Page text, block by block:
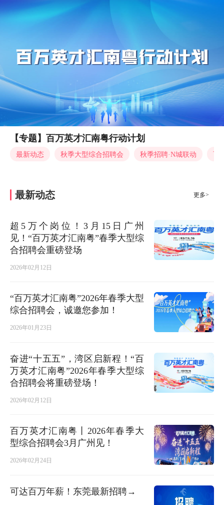
【专题】百万英才汇南粤行动计划
最新动态 秋季大型综合招聘会 秋季招聘·N城联动
最新动态 更多>
超5万个岗位！3月15日广州
见！“百万英才汇南粤”春季大型综
合招聘会重磅登场
2026年02月12日
“百万英才汇南粤”2026年春季大型
综合招聘会，诚邀您参加！
2026年01月23日
奋进“十五五”，湾区启新程！“百
万英才汇南粤”2026年春季大型综
合招聘会将重磅登场！
2026年02月12日
百万英才汇南粤丨2026年春季大
型综合招聘会3月广州见！
2026年02月24日
可达百万年薪！东莞最新招聘→